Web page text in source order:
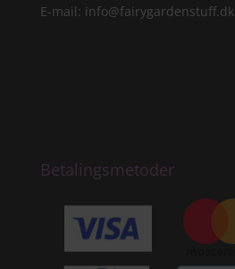
E-mail: info@fairygardenstuff.dk
Betalingsmetoder